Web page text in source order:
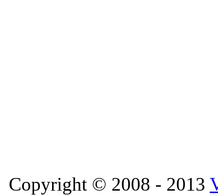
Copyright © 2008 - 2013